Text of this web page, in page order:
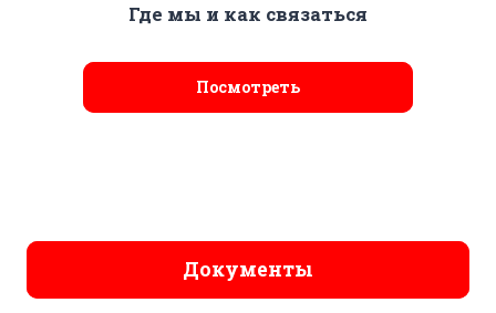
Где мы и как связаться
Посмотреть
Документы